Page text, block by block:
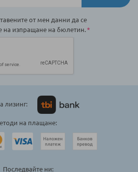
от мен данни да се
на изпращане на бюлетин.
лизинг:
на плащане:
Последвайте ни: